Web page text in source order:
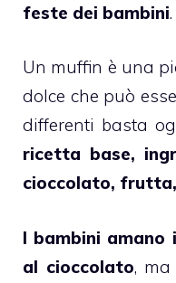
feste dei bambini.
Un muffin è una
dolce che può
differenti basta
ricetta base,
cioccolato, frutta,
I bambini
al cioccolato,